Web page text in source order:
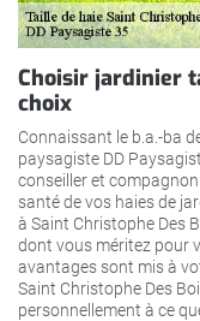
Choisir jardinier
choix
Connaissant le b.a.-ba
paysagiste DD
conseiller et
santé de vos haies de
à Saint Christophe Des
dont vous méritez pour
avantages sont mis à
Saint Christophe Des
personnellement à ce